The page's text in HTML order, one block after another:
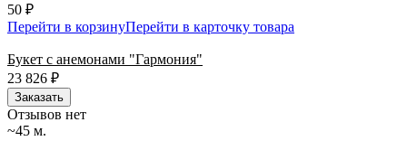
50 ₽
Перейти в корзинуПерейти в карточку товара
Букет с анемонами "Гармония"
23 826 ₽
Заказать
Отзывов нет
~45 м.